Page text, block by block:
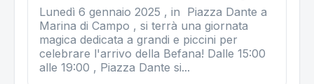
Lunedì 6 gennaio 2025 , in Piazza Dante a
Marina di Campo , si terrà una giornata
magica dedicata a grandi e piccini per
celebrare l'arrivo della Befana! Dalle 15:00
alle 19:00 , Piazza Dante si...